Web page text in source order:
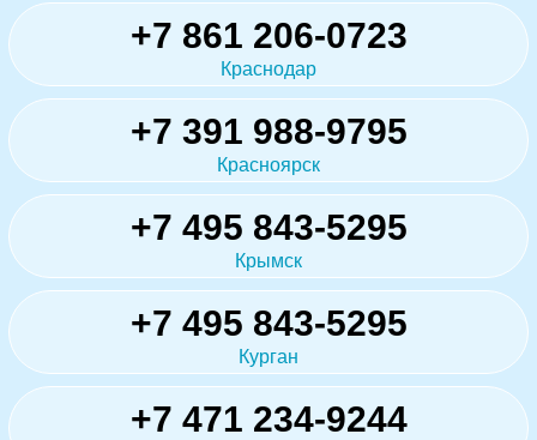
+7 861 206-0723
Краснодар
+7 391 988-9795
Красноярск
+7 495 843-5295
Крымск
+7 495 843-5295
Курган
+7 471 234-9244